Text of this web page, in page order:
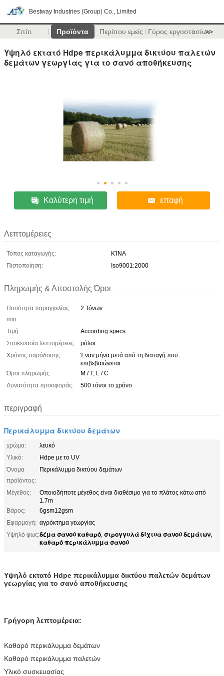
Bestway Industries (Group) Co., Limited
Σπίτι Προϊόντα Περίπου εμείς Γύρος εργοστασίων
>>
Υψηλό εκτατό Hdpe περικάλυμμα δικτύου παλετών
δεμάτων γεωργίας για το σανό αποθήκευσης
Καλύτερη τιμή επαφή
Λεπτομέρειες
Τόπος καταγωγής:
ΚΊΝΑ
Πιστοποίηση:
Iso9001:2000
Πληρωμής & Αποστολής Όροι
Ποσότητα παραγγελίας
min:
2 Τόνων
Τιμή:
According specs
Συσκευασία λεπτομέρειες:
ρόλοι
Χρόνος παράδοσης:
Έναν μήνα μετά από τη διαταγή που
επιβεβαιώνεται
Όροι πληρωμής:
Μ / Τ, L / C
Δυνατότητα προσφοράς:
500 τόνοι το χρόνο
περιγραφή
Περικάλυμμα δικτύου δεμάτων
χρώμα:
λευκό
Υλικό:
Hdpe με το UV
Όνομα
προϊόντος:
Περικάλυμμα δικτύου δεμάτων
Μέγεθος:
Οποιοδήποτε μέγεθος είναι διαθέσιμο για το πλάτος κάτω από
1.7m
Βάρος:
6gsm12gsm
Εφαρμογή: αγρόκτημα γεωργίας
Υψηλό φως:δέμα σανού καθαρό, στρογγυλά δίχτυα σανού δεμάτων,
καθαρό περικάλυμμα σανού
Υψηλό εκτατό Hdpe περικάλυμμα δικτύου παλετών δεμάτων
γεωργίας για το σανό αποθήκευσης
Γρήγορη λεπτομέρεια:
Καθαρό περικάλυμμα δεμάτων
Καθαρό περικάλυμμα παλετών
Υλικό συσκευασίας